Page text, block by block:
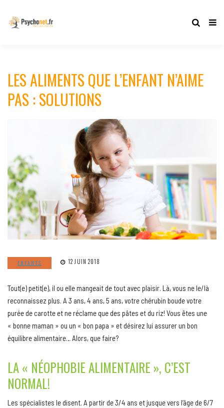
LES ALIMENTS QUE L’ENFANT N’AIME
PAS : SOLUTIONS
ENFANTS 12 JUIN 2018
Tout(e) petit(e), il ou elle mangeait de tout avec plaisir. Là, vous ne le/là
reconnaissez plus. A 3 ans, 4 ans, 5 ans, votre chérubin boude votre
purée de carotte et ne réclame que des pâtes et du riz! Vous êtes une
« bonne maman » ou un « bon papa » et désirez lui assurer un bon
équilibre alimentaire… Alors, que faire?
LA « NÉOPHOBIE ALIMENTAIRE », C’EST
NORMAL!
Les spécialistes le disent. A partir de 3/4 ans et jusque vers l’âge de 6/7